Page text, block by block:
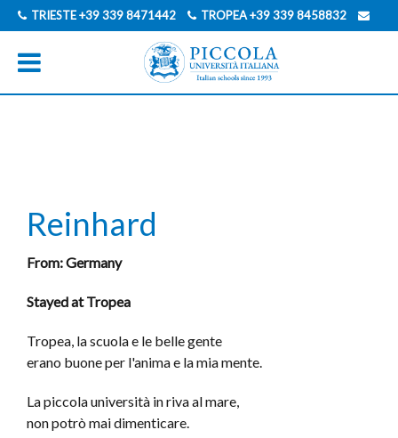
TRIESTE+39 339 8471442 TROPEA+39 339 8458832
INFO@PICCOLAUNIVERSITAITALIANA.COM
INGLESE
Reinhard
From: Germany
Stayed at Tropea
Tropea, la scuola e le belle gente
erano buone per l'anima e la mia mente.
La piccola università in riva al mare,
non potrò mai dimenticare.